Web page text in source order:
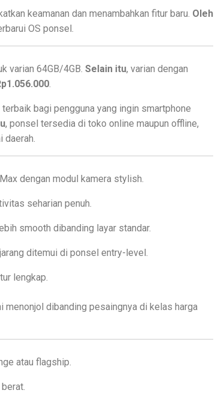
keamanan dan menambahkan fitur baru. Oleh
OS ponsel.
varian 64GB/4GB. Selain itu, varian dengan
.
bagi pengguna yang ingin smartphone
, ponsel tersedia di toko online maupun offline,
dengan modul kamera stylish.
seharian penuh.
smooth dibanding layar standar.
ditemui di ponsel entry-level.
lengkap.
dibanding pesaingnya di kelas harga
atau flagship.